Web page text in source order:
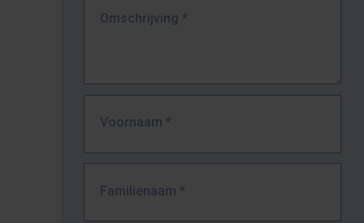
Omschrijving *
Voornaam *
Familienaam *